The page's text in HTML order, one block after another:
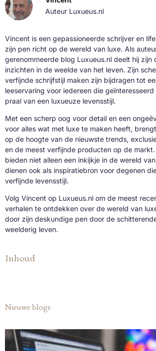
Auteur Luxueus.nl
Vincent is een gepassioneerde schrijver en
zijn pen richt op de wereld van luxe. Als
gerenommeerde blog Luxueus.nl deelt hij zijn
inzichten in de weelde van het leven. Zijn
verfijnde schrijfstijl maken zijn bijdragen tot
leeservaring voor iedereen die
praal van een luxueuze levensstijl.
Met een scherp oog voor detail en een
voor alles wat met luxe te maken heeft,
op de hoogte van de nieuwste trends,
en de meest verfijnde producten op de
bieden niet alleen een inkijkje in de wereld
dienen ook als inspiratiebron voor degenen
verfijnde levensstijl.
Volg Vincent op Luxueus.nl om de meest
verhalen te ontdekken over de wereld van
door zijn deskundige pen door de
weelderig leven.
Inhoud
Nieuwe blogs